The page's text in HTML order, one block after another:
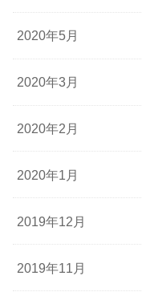
2020年5月
2020年3月
2020年2月
2020年1月
2019年12月
2019年11月